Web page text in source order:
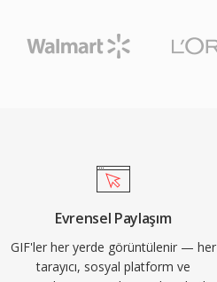
Evrensel Paylaşım
GIF'ler her yerde görüntülenir — her
tarayıcı, sosyal platform ve